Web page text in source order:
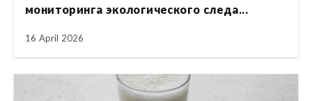
мониторинга экологического следа...
16 April 2026